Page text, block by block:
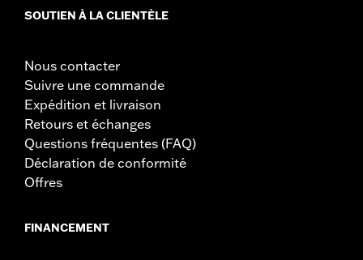
SOUTIEN À LA CLIENTÈLE
Nous contacter
Suivre une commande
Expédition et livraison
Retours et échanges
Questions fréquentes (FAQ)
Déclaration de conformité
Offres
FINANCEMENT